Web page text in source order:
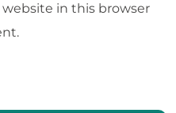
website in this browser